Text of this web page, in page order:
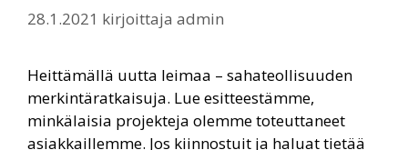
28.1.2021 kirjoittaja admin
Heittämällä uutta leimaa – sahateollisuuden
merkintäratkaisuja. Lue esitteestämme,
minkälaisia projekteja olemme toteuttaneet
asiakkaillemme. Jos kiinnostuit ja haluat tietää